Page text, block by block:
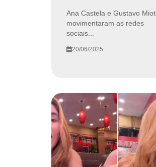
Ana Castela e Gustavo
movimentaram as redes
sociais...
20/06/2025